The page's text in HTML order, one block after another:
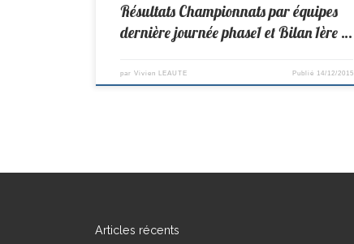
Résultats Championnats par équipes
dernière journée phase1 et Bilan 1ère …
parVivien LEAUTE Publié 14/12/2015
Articles récents